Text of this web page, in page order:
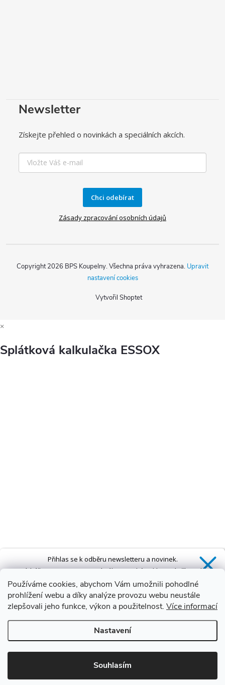
Používáme cookies, abychom Vám umožnili pohodlné
prohlížení webu a díky analýze provozu webu neustále
zlepšovali jeho funkce, výkon a použitelnost. Více informací
Nastavení
Souhlasím
Newsletter
Získejte přehled o novinkách a speciálních akcích.
Chci odebírat
Zásady zpracování osobních údajů
Vytvořil Shoptet
Copyright 2026 BPS Koupelny. Všechna práva vyhrazena. Upravit
nastavení cookies
×
Splátková kalkulačka ESSOX
Přihlas se k odběru newsletteru a novinek.
ZískášSLEVU 5 %na první nákup a také exkluzivní přístup k
novinkám, slevám a dalším speciálním nabídkám.*
Ano, chci se přihlásit
Zásady zpracování osobních údajů
*Sleva neplatí na vany s dvířky AVO a VOVO